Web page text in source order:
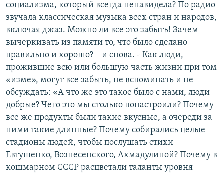
социализма, который всегда ненавидела? По радио
звучала классическая музыка всех стран и народов,
включая джаз. Можно ли все это забыть! Зачем
вычеркивать из памяти то, что было сделано
правильно и хорошо? – и снова. - Как люди,
прожившие всю или большую часть жизни при том
«изме», могут все забыть, не вспоминать и не
обсуждать: «А что же это такое было с нами, люди
добрые? Чего это мы столько понастроили? Почему
все же продукты были такие вкусные, а очереди за
ними такие длинные? Почему собирались целые
стадионы людей, чтобы послушать стихи
Евтушенко, Вознесенского, Ахмадулиной? Почему в
кошмарном СССР расцветали таланты уровня